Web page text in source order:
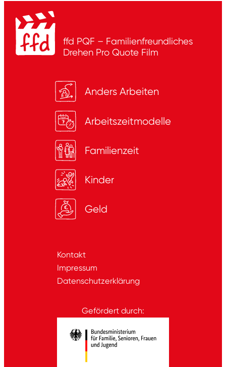
ffd PQF – Familienfreundliches
Drehen Pro Quote Film
Anders Arbeiten
Arbeitszeitmodelle
Familienzeit
Kinder
Geld
Kontakt
Impressum
Datenschutzerklärung
Gefördert durch: